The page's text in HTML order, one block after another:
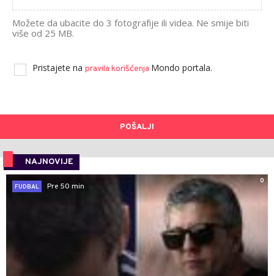
Možete da ubacite do 3 fotografije ili videa. Ne smije biti
više od 25 MB.
Pristajete na pravila korišćenja Mondo portala.
POŠALJI
NAJNOVIJE
0
FUDBAL
Pre 50 min